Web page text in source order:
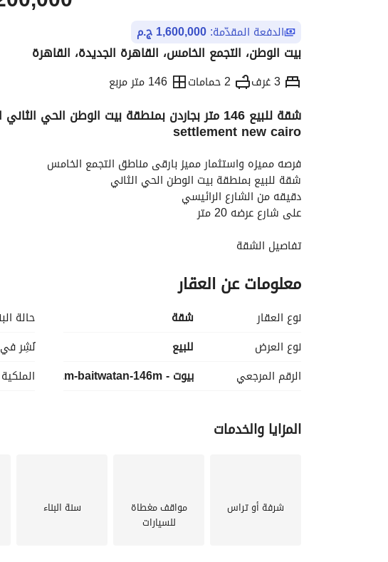
الدفعة المقدّمة: 1,600,000 ج.م
بيت الوطن، التجمع الخامس، القاهرة الجديدة، القاهرة
3 غرف 2 حمامات 146 متر مربع
التفاصيل الاتجاهات والمؤشرات الموقع والأماكن القريبة settlement new cairo
فرصه مميزه واستثمار مميز بارقى مناطق التجمع الخامس
شقة للبيع بمنطقة بيت الوطن الحي الثاني
دقيقه من الشارع الرائيسي
على شارع عرضه 20 متر
تفاصيل الشقة
جاردن 135 متر
دور ارضي
146 متر
3 غرف و2 حمام ورسبشن
استلام نهائي شهر 7\2027
تفاصيل السعر
الباقي :600,000 تقسيط على سنتين
معلومات عن العقار
نوع العقار
شقة
نوع العرض
للبيع
الرقم المرجعي
بيوت - ghonim-baitwatan-146m
حالة
نُشِر في
المزايا والخدمات
شرفة أو تراس مواقف مغطاة
للسيارات
سنة البناء